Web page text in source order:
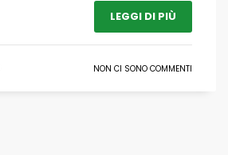
LEGGI DI PIÙ
NON CI SONO COMMENTI